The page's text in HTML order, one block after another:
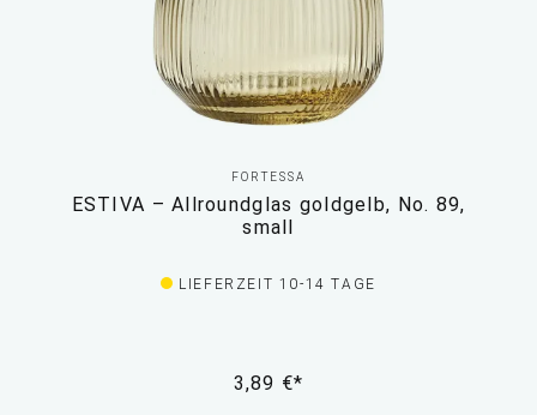
FORTESSA
ESTIVA – Allroundglas goldgelb, No. 89,
small
LIEFERZEIT 10-14 TAGE
3,89 €*